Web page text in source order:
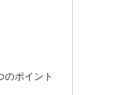
のポイント